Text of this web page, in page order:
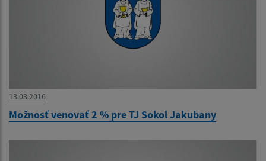
13.03.2016
Možnosť venovať 2 % pre TJ Sokol Jakubany